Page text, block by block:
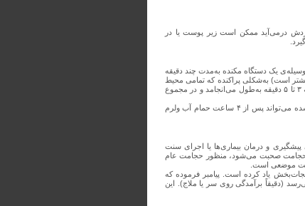
درمی‌آید ممکن است زیر پوست یا در
یک دستگاه مکنده به‌مدت چند دقیقه
است) به‌شکلی پراکنده که تمامی محیط
بادکش شده را بپوشاند و بادکش مجدد همان منطقه در ۲ تا ۵ مرحله‌ی متوالی که هر مرحله ۳ تا ۵ دقیقه به‌طول می‌انجامد و در مجموع
پس از پایان حجامت، منطقه‌ی حجامت شده ضدعفونی و پانسمان می‌شود و فرد حجامت شده می‌تواند پس از ۴ ساعت حمام آب ولرم
و درمان بیماری‌ها یا اجرای سنت
حجامت صحبت می‌شود، منظور حجامت عام
موضعی است.
یاد کرده است. پیامبر فرموده که
(دقیقاً برآمدگی روی سر یا ملاج). این